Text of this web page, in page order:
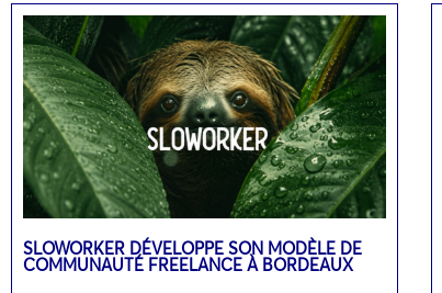
SLOWORKER DÉVELOPPE SON MODÈLE DE
COMMUNAUTÉ FREELANCE À BORDEAUX